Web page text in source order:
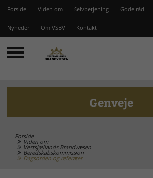
Forside Viden om Selvbetjening Gode råd
Nyheder Om VSBV Kontakt
Genveje
Beredskabskommission
Forside
Viden om
Vestsjællands Brandvæsen
Beredskabskommission
Dagsorden og referater